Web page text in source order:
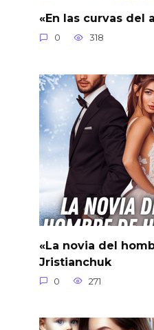
«En las curvas del
0 318
«La novia del
Jristianchuk
0 271